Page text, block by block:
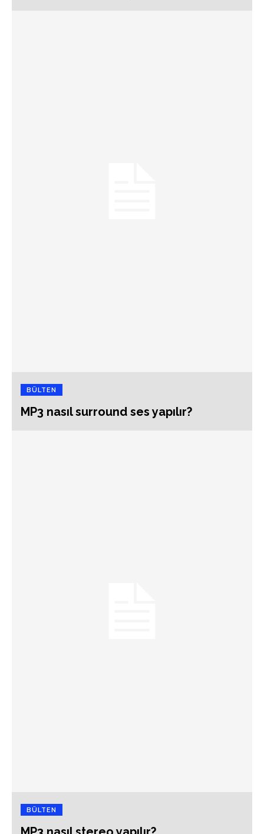
BÜLTEN
MP3 nasıl surround ses yapılır?
BÜLTEN